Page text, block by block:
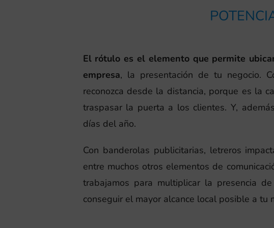
El rótulo es el elemento que permite
empresa, la presentación de tu negocio.
reconozca desde la distancia, porque es la
traspasar la puerta a los clientes. Y,
días del año.
Con banderolas publicitarias, letreros
entre muchos otros elementos de
trabajamos para multiplicar la presencia
conseguir el mayor alcance local posible a tu